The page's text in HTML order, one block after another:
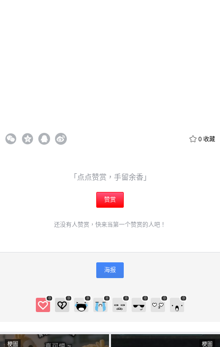
0 收藏
「点点赞赏，手留余香」
赞赏
还没有人赞赏，快来当第一个赞赏的人吧！
海报
0 0 0 0 0 0 0 0
梗圖 梗圖